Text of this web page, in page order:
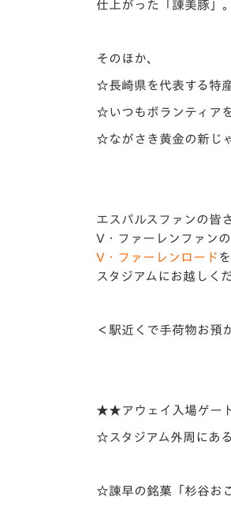
仕上がった「諌美豚」
そのほか、
☆長崎県を代表する特
☆いつもボランティア
☆ながさき黄金の新じ
エスパルスファンの皆
V・ファーレンファンの
V・ファーレンロード
スタジアムにお越しく
＜駅近くで手荷物お預
★★アウェイ入場ゲー
☆スタジアム外周にあ
☆諫早の銘菓「杉谷お